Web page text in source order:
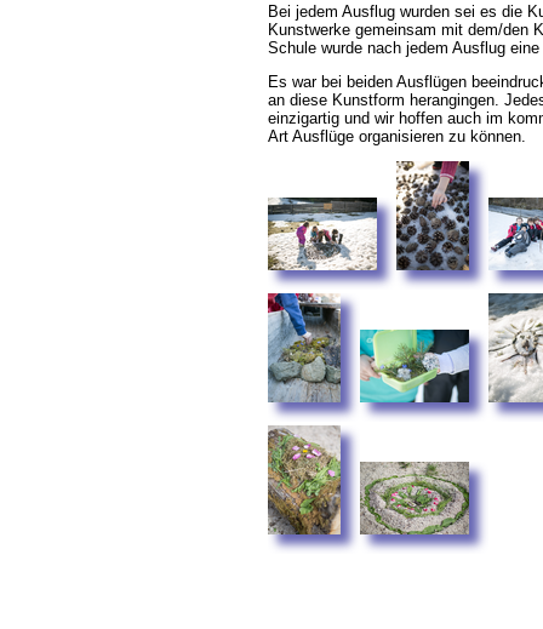
Bei jedem Ausflug wurden sei es die
Kunstwerke gemeinsam mit dem/den
Schule wurde nach jedem Ausflug
Es war bei beiden Ausflügen
an diese Kunstform herangingen.
einzigartig und wir hoffen auch im
Art Ausflüge organisieren zu können.